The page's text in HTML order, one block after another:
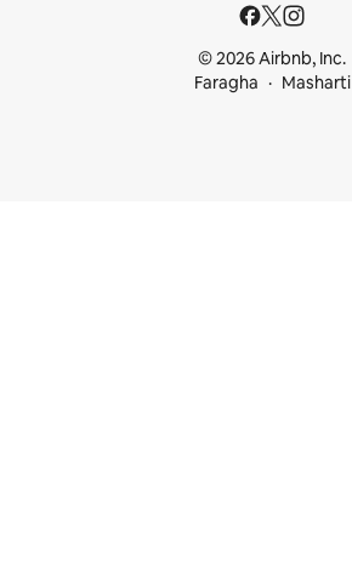
© 2026 Airbnb, Inc.
Faragha
Masharti